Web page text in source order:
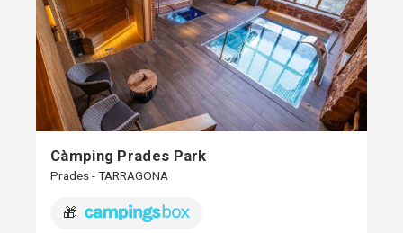
Càmping Prades Park
Prades - TARRAGONA
🎁